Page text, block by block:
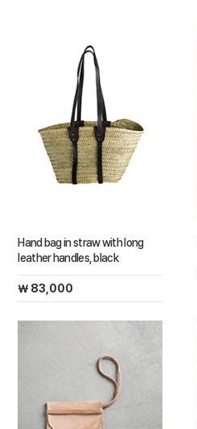
Hand bag in straw with long
leather handles, black
￦ 83,000